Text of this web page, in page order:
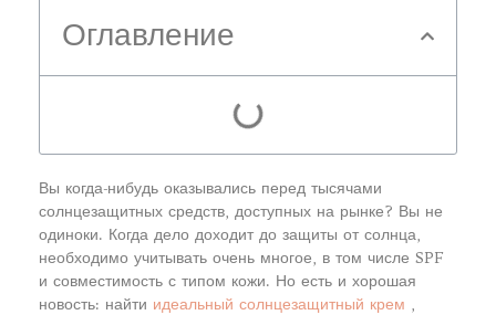
Оглавление
Вы когда-нибудь оказывались перед тысячами
солнцезащитных средств, доступных на рынке? Вы не
одиноки. Когда дело доходит до защиты от солнца,
необходимо учитывать очень многое, в том числе SPF
и совместимость с типом кожи. Но есть и хорошая
новость: найти идеальный солнцезащитный крем